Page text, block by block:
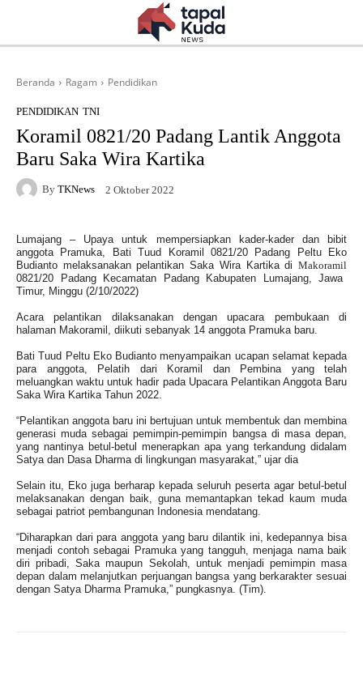
Beranda Ragam Pendidikan
PENDIDIKAN TNI
Koramil 0821/20 Padang Lantik Anggota
Baru Saka Wira Kartika
By TKNews 2 Oktober 2022
Lumajang – Upaya untuk mempersiapkan kader-kader dan bibit
anggota Pramuka, Bati Tuud Koramil 0821/20 Padang Peltu Eko
Budianto melaksanakan pelantikan Saka Wira Kartika di Makoramil
0821/20 Padang Kecamatan Padang Kabupaten Lumajang, Jawa
Timur, Minggu (2/10/2022)
Acara pelantikan dilaksanakan dengan upacara pembukaan di
halaman Makoramil, diikuti sebanyak 14 anggota Pramuka baru.
Bati Tuud Peltu Eko Budianto menyampaikan ucapan selamat kepada
para anggota, Pelatih dari Koramil dan Pembina yang telah
meluangkan waktu untuk hadir pada Upacara Pelantikan Anggota Baru
Saka Wira Kartika Tahun 2022.
“Pelantikan anggota baru ini bertujuan untuk membentuk dan membina
generasi muda sebagai pemimpin-pemimpin bangsa di masa depan,
yang nantinya betul-betul menerapkan apa yang terkandung didalam
Satya dan Dasa Dharma di lingkungan masyarakat,” ujar dia
Selain itu, Eko juga berharap kepada seluruh peserta agar betul-betul
melaksanakan dengan baik, guna memantapkan tekad kaum muda
sebagai patriot pembangunan Indonesia mendatang.
“Diharapkan dari para anggota yang baru dilantik ini, kedepannya bisa
menjadi contoh sebagai Pramuka yang tangguh, menjaga nama baik
diri pribadi, Saka maupun Sekolah, untuk menjadi pemimpin masa
depan dalam melanjutkan perjuangan bangsa yang berkarakter sesuai
dengan Satya Dharma Pramuka,” pungkasnya. (Tim).